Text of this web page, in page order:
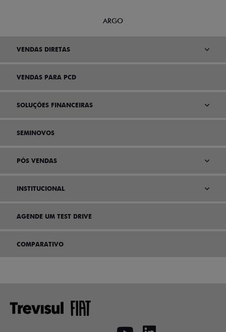
ARGO
VENDAS DIRETAS
VENDAS PARA PCD
SOLUÇÕES FINANCEIRAS
SEMINOVOS
PÓS VENDAS
INSTITUCIONAL
AGENDE UM TEST DRIVE
COMPARATIVO